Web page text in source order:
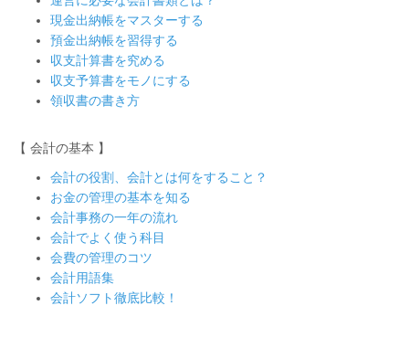
現金出納帳をマスターする
預金出納帳を習得する
収支計算書を究める
収支予算書をモノにする
領収書の書き方
【 会計の基本 】
会計の役割、会計とは何をすること？
お金の管理の基本を知る
会計事務の一年の流れ
会計でよく使う科目
会費の管理のコツ
会計用語集
会計ソフト徹底比較！